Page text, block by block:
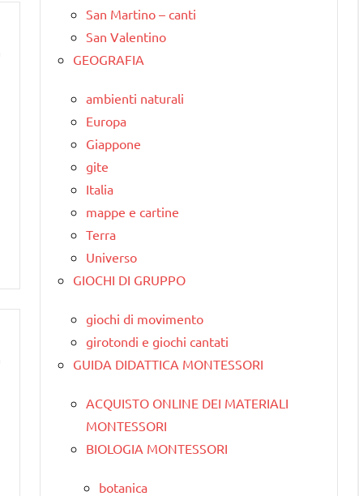
San Martino – canti
San Valentino
GEOGRAFIA
ambienti naturali
Europa
Giappone
gite
Italia
mappe e cartine
Terra
Universo
GIOCHI DI GRUPPO
giochi di movimento
girotondi e giochi cantati
GUIDA DIDATTICA MONTESSORI
ACQUISTO ONLINE DEI MATERIALI
MONTESSORI
BIOLOGIA MONTESSORI
botanica